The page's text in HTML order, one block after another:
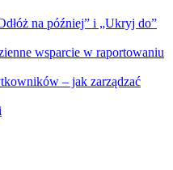
na później” i „Ukryj do”
wsparcie w raportowaniu
– jak zarządzać